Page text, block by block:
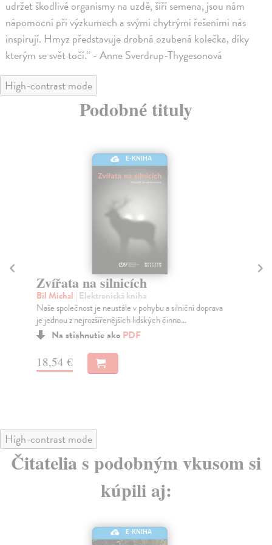
udržet škodlivé organismy na uzdě, šíří semena, jsou nám
nápomocní při výzkumech a svými chytrými řešeními nás
inspirují. Hmyz představuje drobná ozubená kolečka, díky
kterým se svět točí.“ - Anne Sverdrup-Thygesonová
High-contrast mode
Podobné tituly
E-KNIHA
Zvířata na silnicích
Bíl Michal | Elektronická kniha
Naše společnost je neustále v pohybu a silniční doprava
je jednou z nejrozšířenějších lidských činno...
Na stiahnutie ako PDF
18,54 €
High-contrast mode
Čitatelia s podobným vkusom si
kúpili aj:
E-KNIHA